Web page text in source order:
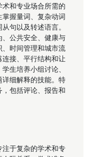
和专业场合所需的
握量词、复杂动词
句以及转述语言。
公共安全、健康与
时间管理和城市流
接、平行结构和让
生培养小组讨论、
细解释的技能。特
包括评论、报告和
于复杂的学术和专